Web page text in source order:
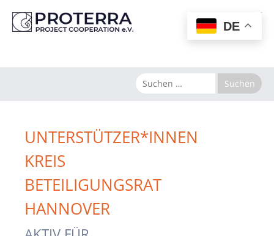
UNTERSTÜTZER*INNEN
KREIS
BETEILIGUNGSRAT
HANNOVER
DE